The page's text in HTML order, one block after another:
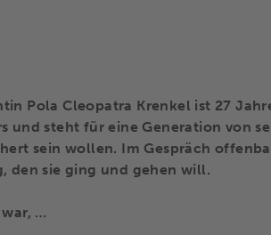
Pola Cleopatra Krenkel ist 27
und steht für eine Generation von
sein wollen. Im Gespräch
den sie ging und gehen will.
…